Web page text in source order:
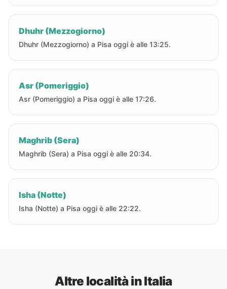
Dhuhr (Mezzogiorno)
Dhuhr (Mezzogiorno) a Pisa oggi è alle 13:25.
Asr (Pomeriggio)
Asr (Pomeriggio) a Pisa oggi è alle 17:26.
Maghrib (Sera)
Maghrib (Sera) a Pisa oggi è alle 20:34.
Isha (Notte)
Isha (Notte) a Pisa oggi è alle 22:22.
Altre località in Italia